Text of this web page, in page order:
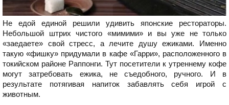
Не едой единой решили удивить японские рестораторы.
Небольшой штрих чистого «мимими» и вы уже не только
«заедаете» свой стресс, а лечите душу ежиками. Именно
такую «фишку» придумали в кафе «Гарри», расположенного в
токийском районе Раппонги. Тут посетители к утреннему кофе
могут затребовать ежика, не съедобного, ручного. И в
результате потягивая напиток забавлять себя игрой с
животным.